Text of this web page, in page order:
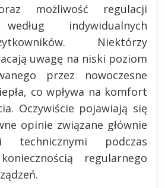
możliwość regulacji
indywidualnych
Niektórzy
uwagę na niski poziom
przez nowoczesne
co wpływa na komfort
Oczywiście pojawiają się
opinie związane głównie
technicznymi podczas
regularnego